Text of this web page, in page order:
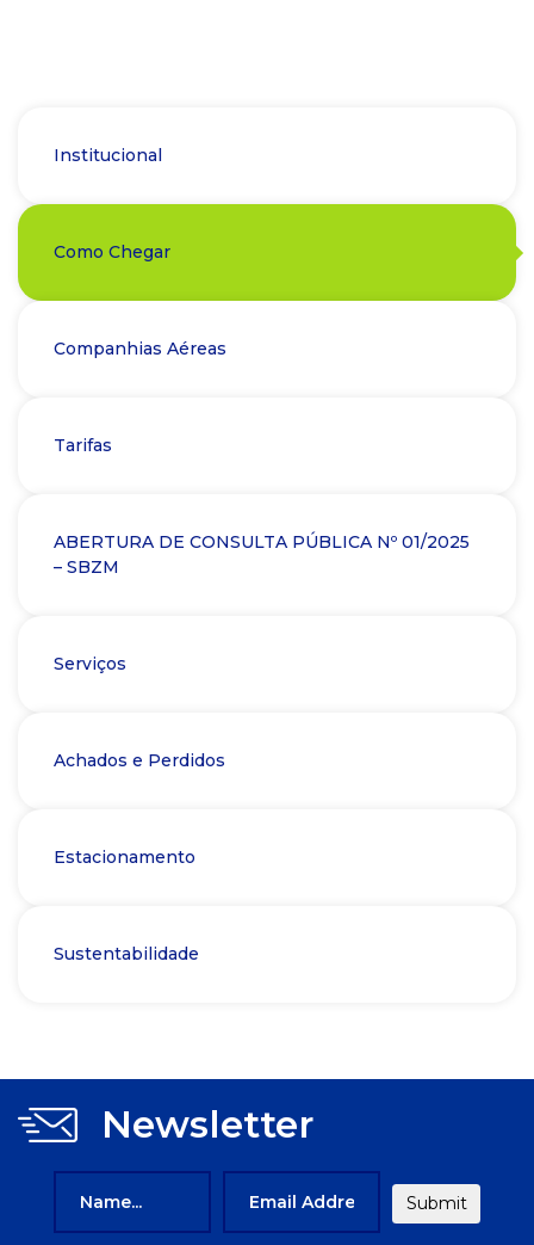
Institucional
Como Chegar
Companhias Aéreas
Tarifas
ABERTURA DE CONSULTA PÚBLICA Nº 01/2025
– SBZM
Serviços
Achados e Perdidos
Estacionamento
Sustentabilidade
Newsletter